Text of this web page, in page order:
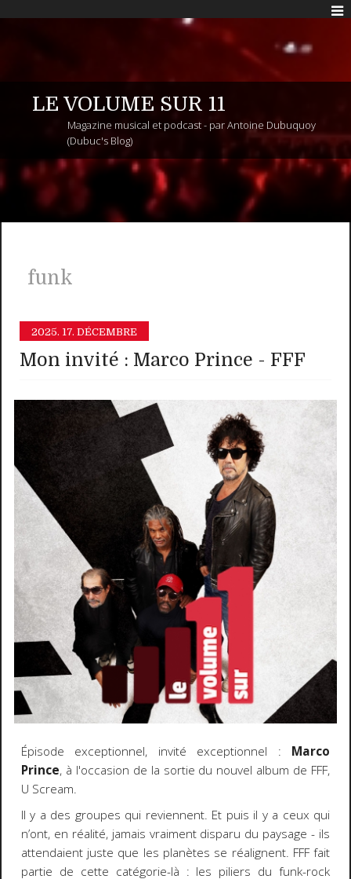
LE VOLUME SUR 11
Magazine musical et podcast - par Antoine Dubuquoy
(Dubuc's Blog)
funk
2025. 17. DÉCEMBRE
Mon invité : Marco Prince - FFF
Épisode exceptionnel, invité exceptionnel : Marco
Prince, à l'occasion de la sortie du nouvel album de FFF,
U Scream.
Il y a des groupes qui reviennent. Et puis il y a ceux qui
n’ont, en réalité, jamais vraiment disparu du paysage - ils
attendaient juste que les planètes se réalignent. FFF fait
partie de cette catégorie-là : les piliers du funk-rock